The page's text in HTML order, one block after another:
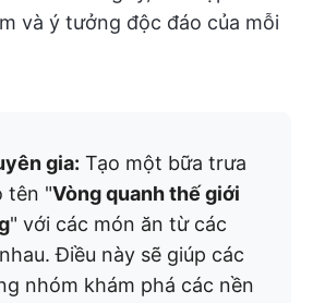
và ý tưởng độc đáo của mỗi
gia: Tạo một bữa trưa
tên "Vòng quanh thế giới
" với các món ăn từ các
Điều này sẽ giúp các
nhóm khám phá các nền